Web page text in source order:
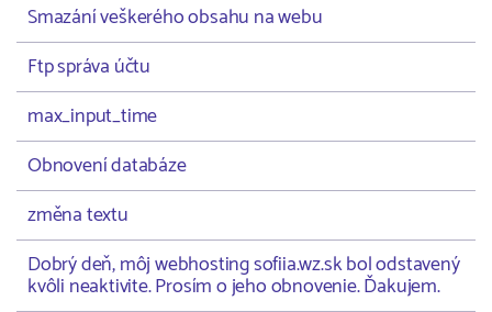
Smazání veškerého obsahu na webu
Ftp správa účtu
max_input_time
Obnovení databáze
změna textu
Dobrý deň, môj webhosting sofiia.wz.sk bol odstavený
kvôli neaktivite. Prosím o jeho obnovenie. Ďakujem.